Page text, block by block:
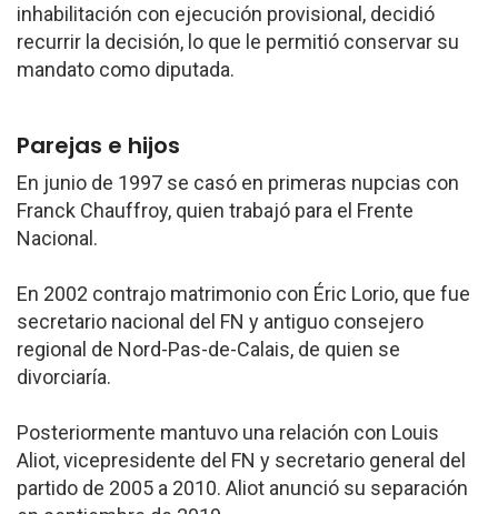
inhabilitación con ejecución provisional, decidió
recurrir la decisión, lo que le permitió conservar su
mandato como diputada.
Parejas e hijos
En junio de 1997 se casó en primeras nupcias con
Franck Chauffroy, quien trabajó para el Frente
Nacional.
En 2002 contrajo matrimonio con Éric Lorio, que fue
secretario nacional del FN y antiguo consejero
regional de Nord-Pas-de-Calais, de quien se
divorciaría.
Posteriormente mantuvo una relación con Louis
Aliot, vicepresidente del FN y secretario general del
partido de 2005 a 2010. Aliot anunció su separación